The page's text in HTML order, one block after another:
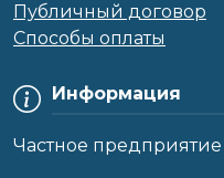
Информация
Частное
Публичный договор
Способы оплаты